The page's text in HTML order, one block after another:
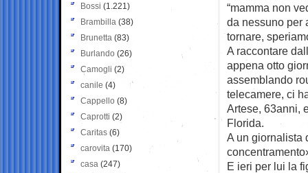
“mamma non
da nessuno per
tornare,
A raccontare
appena otto
assemblando
telecamere, ci
Artese, 63anni,
Florida.
A un giornalista
E ieri per lui la
Bossi (1.221)
Brambilla (38)
Brunetta (83)
Burlando (26)
Camogli (2)
canile (4)
Cappello (8)
Caprotti (2)
Caritas (6)
carovita (170)
casa (247)